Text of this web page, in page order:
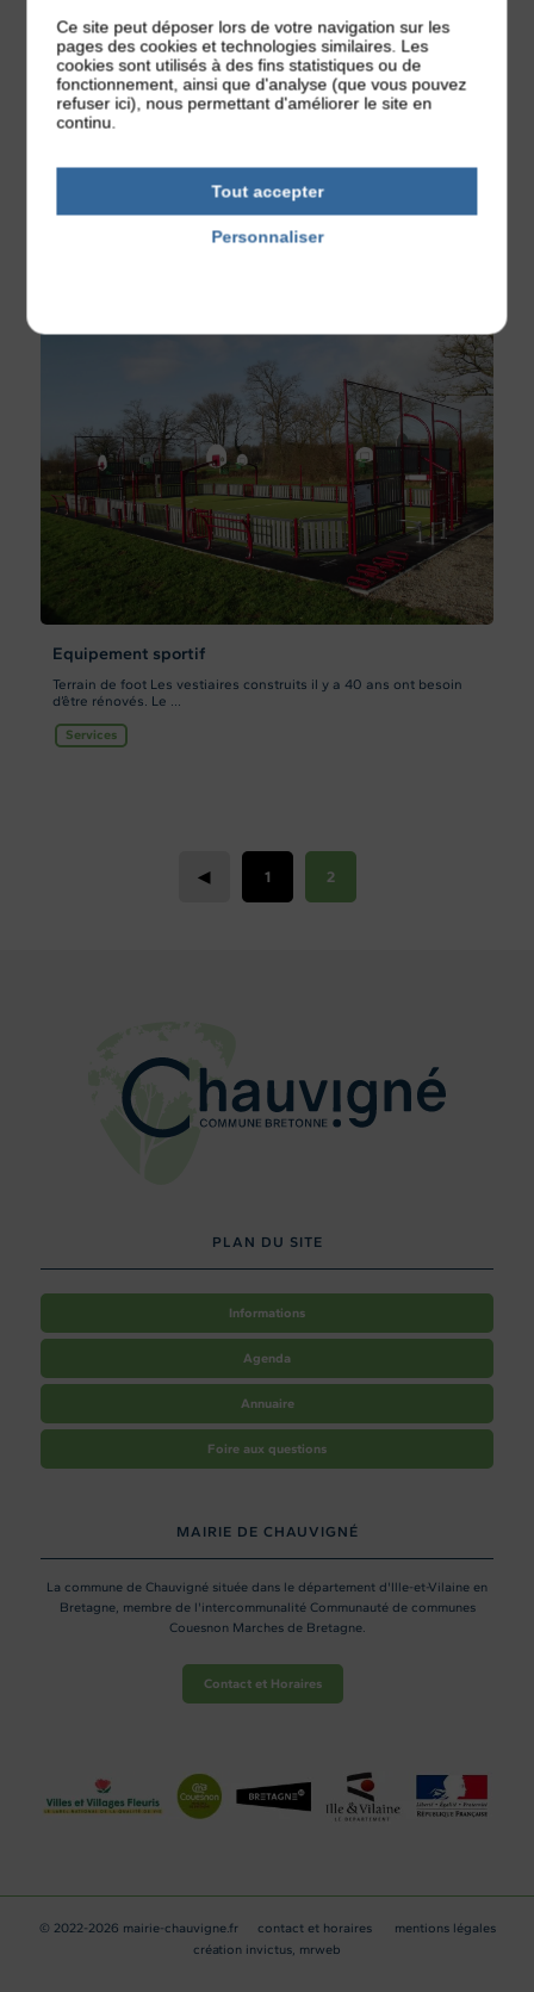
Equipement sportif
Terrain de foot Les vestiaires construits il y a 40 ans ont besoin
d’être rénovés. Le ...
Services
◀ 1 2
PLAN DU SITE
Informations
Agenda
Annuaire
Foire aux questions
MAIRIE DE CHAUVIGNÉ
La commune de Chauvigné située dans le département d'Ille-et-Vilaine en
Bretagne, membre de l'intercommunalité Communauté de communes
Couesnon Marches de Bretagne.
Contact et Horaires
© 2022-2026 mairie-chauvigne.fr contact et horaires
mentions légales
création invictus, mrweb
Ce site peut déposer lors de votre navigation sur les
pages des cookies et technologies similaires. Les
cookies sont utilisés à des fins statistiques ou de
fonctionnement, ainsi que d'analyse (que vous pouvez
refuser ici), nous permettant d'améliorer le site en
continu.
Tout accepter
Personnaliser